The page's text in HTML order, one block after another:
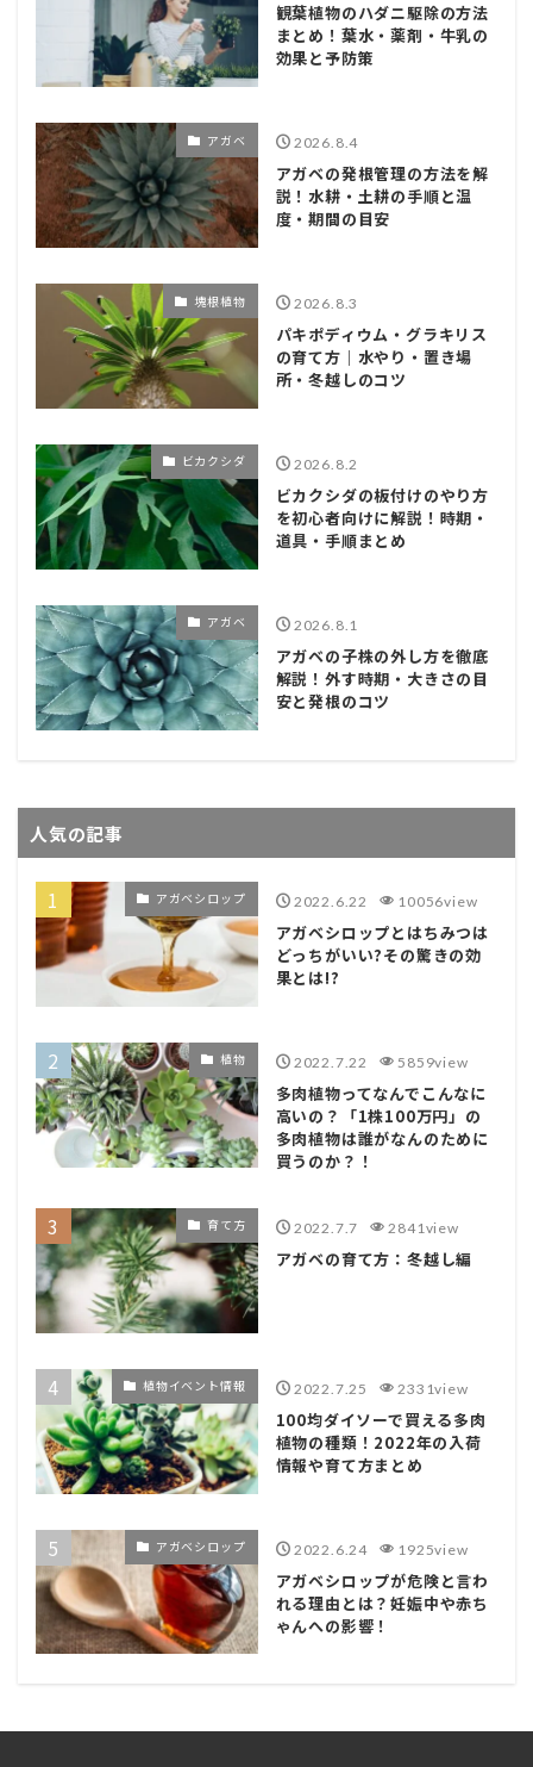
観葉植物のハダニ駆除の方法
まとめ！葉水・薬剤・牛乳の
効果と予防策
アガベ 2026.8.4
アガベの発根管理の方法を解
説！水耕・土耕の手順と温
度・期間の目安
塊根植物 2026.8.3
パキポディウム・グラキリス
の育て方｜水やり・置き場
所・冬越しのコツ
ビカクシダ 2026.8.2
ビカクシダの板付けのやり方
を初心者向けに解説！時期・
道具・手順まとめ
アガベ 2026.8.1
アガベの子株の外し方を徹底
解説！外す時期・大きさの目
安と発根のコツ
人気の記事
アガベシロップ 2022.6.22 10056view
アガベシロップとはちみつは
どっちがいい?その驚きの効
果とは!?
植物 2022.7.22 5859view
多肉植物ってなんでこんなに
高いの？「1株100万円」の
多肉植物は誰がなんのために
買うのか？！
育て方 2022.7.7 2841view
アガベの育て方：冬越し編
植物イベント情報 2022.7.25 2331view
100均ダイソーで買える多肉
植物の種類！2022年の入荷
情報や育て方まとめ
アガベシロップ 2022.6.24 1925view
アガベシロップが危険と言わ
れる理由とは？妊娠中や赤ち
ゃんへの影響！